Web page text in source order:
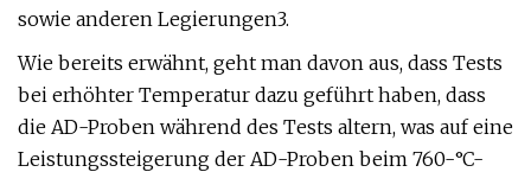
sowie anderen Legierungen3.
Wie bereits erwähnt, geht man davon aus, dass Tests
bei erhöhter Temperatur dazu geführt haben, dass
die AD-Proben während des Tests altern, was auf eine
Leistungssteigerung der AD-Proben beim 760-°C-